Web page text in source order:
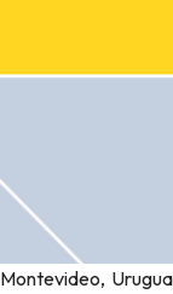
Montevideo,